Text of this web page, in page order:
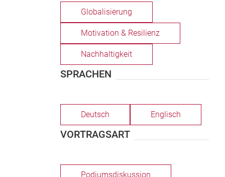
Globalisierung
Motivation & Resilienz
Nachhaltigkeit
SPRACHEN
Deutsch Englisch
VORTRAGSART
Podiumsdiskussion